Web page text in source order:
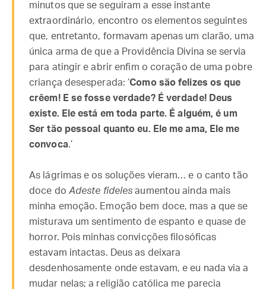
minutos que se seguiram a esse instante
extraordinário, encontro os elementos seguintes
que, entretanto, formavam apenas um clarão, uma
única arma de que a Providência Divina se servia
para atingir e abrir enfim o coração de uma pobre
criança desesperada: ‘Como são felizes os que
crêem! E se fosse verdade? É verdade! Deus
existe. Ele está em toda parte. É alguém, é um
Ser tão pessoal quanto eu. Ele me ama, Ele me
convoca.’
As lágrimas e os soluções vieram… e o canto tão
doce do Adeste fideles aumentou ainda mais
minha emoção. Emoção bem doce, mas a que se
misturava um sentimento de espanto e quase de
horror. Pois minhas convicções filosóficas
estavam intactas. Deus as deixara
desdenhosamente onde estavam, e eu nada via a
mudar nelas; a religião católica me parecia